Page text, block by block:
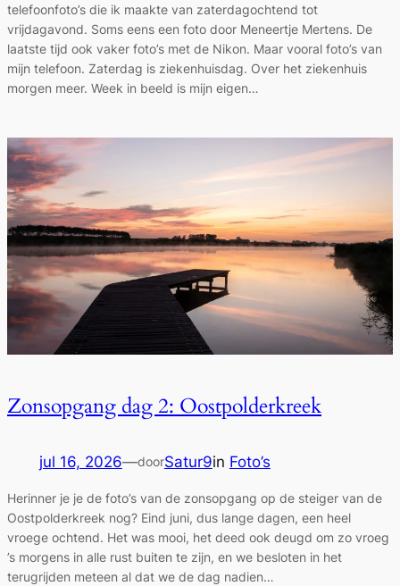
telefoonfoto’s die ik maakte van zaterdagochtend tot
vrijdagavond. Soms eens een foto door Meneertje Mertens. De
laatste tijd ook vaker foto’s met de Nikon. Maar vooral foto’s van
mijn telefoon. Zaterdag is ziekenhuisdag. Over het ziekenhuis
morgen meer. Week in beeld is mijn eigen…
Zonsopgang dag 2: Oostpolderkreek
jul 16, 2026—doorSatur9in Foto’s
Herinner je je de foto’s van de zonsopgang op de steiger van de
Oostpolderkreek nog? Eind juni, dus lange dagen, een heel
vroege ochtend. Het was mooi, het deed ook deugd om zo vroeg
’s morgens in alle rust buiten te zijn, en we besloten in het
terugrijden meteen al dat we de dag nadien…